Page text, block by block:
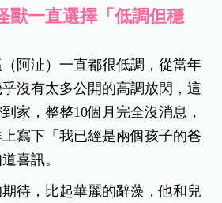
獸一直選擇「低調但穩
阿沚）一直都很低調，從當年
沒有太多公開的高調放閃，這
家，整整10個月完全沒消息，
寫下「我已經是兩個孩子的爸
喜訊。
待，比起華麗的辭藻，他和兒